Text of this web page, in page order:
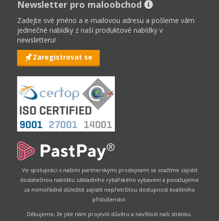
Newsletter pro maloobchod
Zadejte své jméno a e-mailovou adresu a pošleme vám
jedinečné nabídky z naší produktové nabídky v
newsletteru!
Zaregistrovat se
Ve spolupráci s našimi partnerskými prodejnami se snažíme zajistit
dostatečnou nabídku základního rybářského vybavení a považujeme
za mimořádně důležité zajistit nepřetržitou dostupnost kvalitního
příslušenství.
Děkujeme, že jste nám projevili důvěru a navštívili naši stránku.